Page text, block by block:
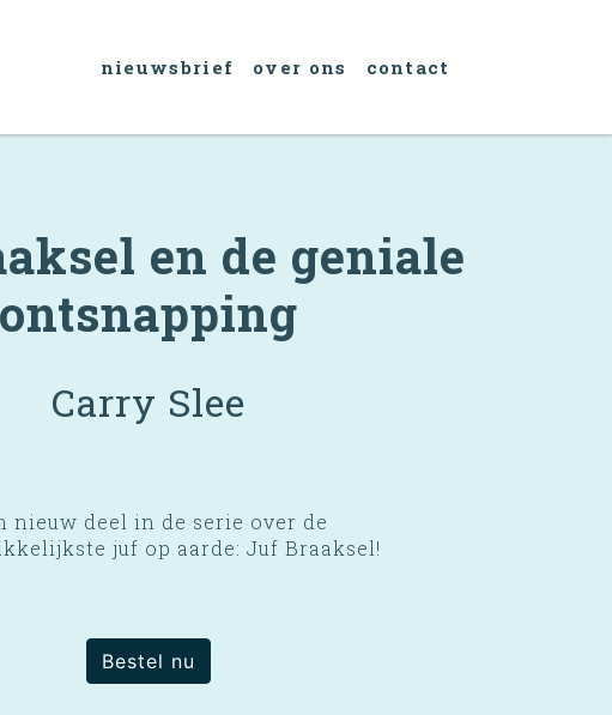
nieuwsbrief over ons contact
en de geniale
ontsnapping
Carry Slee
nieuw deel in de serie over de
juf op aarde: Juf Braaksel!
Bestel nu